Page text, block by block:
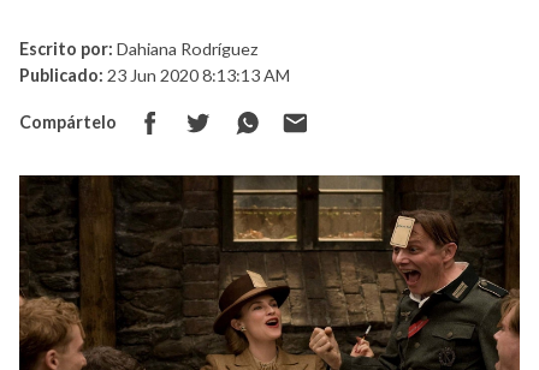
Escrito por: Dahiana Rodríguez
Publicado: 23 Jun 2020 8:13:13 AM
Compártelo